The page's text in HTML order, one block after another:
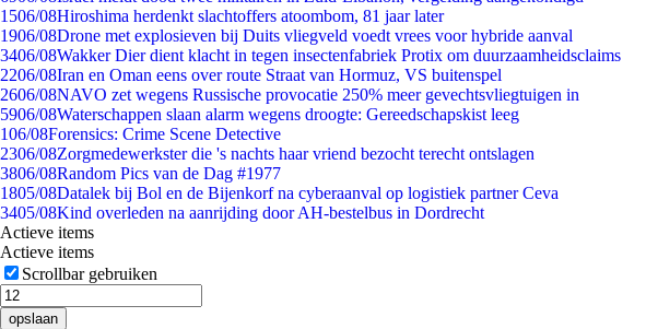
1506/08Hiroshima herdenkt slachtoffers atoombom, 81 jaar later
1906/08Drone met explosieven bij Duits vliegveld voedt vrees voor hybride aanval
3406/08Wakker Dier dient klacht in tegen insectenfabriek Protix om duurzaamheidsclaims
2206/08Iran en Oman eens over route Straat van Hormuz, VS buitenspel
2606/08NAVO zet wegens Russische provocatie 250% meer gevechtsvliegtuigen in
5906/08Waterschappen slaan alarm wegens droogte: Gereedschapskist leeg
106/08Forensics: Crime Scene Detective
2306/08Zorgmedewerkster die 's nachts haar vriend bezocht terecht ontslagen
3806/08Random Pics van de Dag #1977
1805/08Datalek bij Bol en de Bijenkorf na cyberaanval op logistiek partner Ceva
3405/08Kind overleden na aanrijding door AH-bestelbus in Dordrecht
Actieve items
Actieve items
Scrollbar gebruiken
opslaan